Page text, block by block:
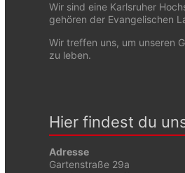
Wir sind eine Karlsruher
gehören der Evangelischen
Wir treffen uns, um unseren
zu leben.
Hier findest du
Adresse
Gartenstraße 29a